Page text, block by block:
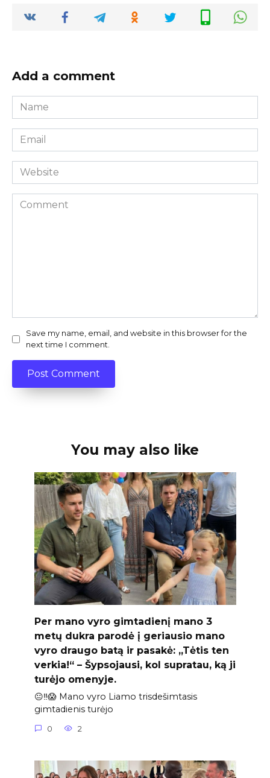
Add a comment
Name
*
Email
*
Website
Comment
Save my name, email, and website in this browser for the
next time I comment.
You may also like
Per mano vyro gimtadienį mano 3
metų dukra parodė į geriausio mano
vyro draugo batą ir pasakė: „Tėtis ten
verkia!“ – Šypsojausi, kol supratau, ką ji
turėjo omenyje.
😐‼️😱 Mano vyro Liamo trisdešimtasis
gimtadienis turėjo
0 2